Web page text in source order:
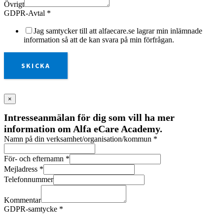
Övrigt
GDPR-Avtal *
Jag samtycker till att alfaecare.se lagrar min inlämnade
information så att de kan svara på min förfrågan.
SKICKA
×
Intresseanmälan för dig som vill ha mer
information om Alfa eCare Academy.
Namn på din verksamhet/organisation/kommun *
För- och efternamn *
Mejladress *
Telefonnummer
Kommentar
GDPR-samtycke *